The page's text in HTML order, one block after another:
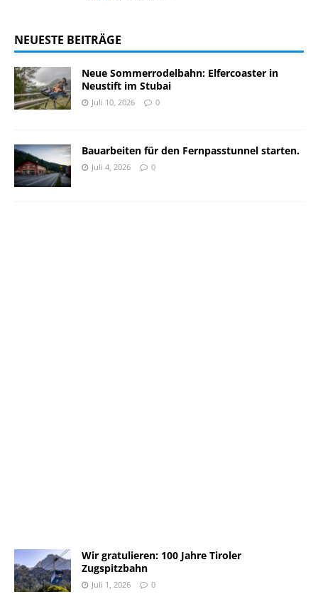
NEUESTE BEITRÄGE
Neue Sommerrodelbahn: Elfercoaster in
Neustift im Stubai
Juli 10, 2026 0
Bauarbeiten für den Fernpasstunnel starten.
Juli 4, 2026 0
Wir gratulieren: 100 Jahre Tiroler
Zugspitzbahn
Juli 1, 2026 0